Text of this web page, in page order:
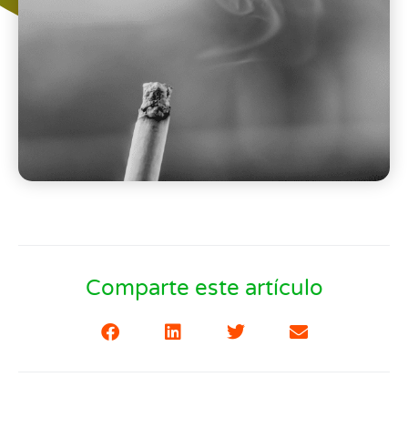
Comparte este artículo